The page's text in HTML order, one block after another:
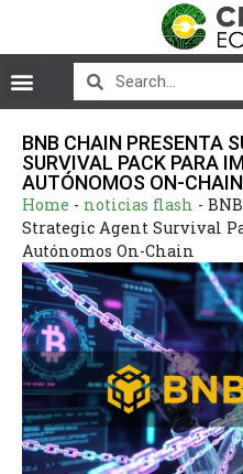
BNB CHAIN PRESENTA
SURVIVAL PACK PARA
AUTÓNOMOS ON-CHAIN
Home - noticias flash -
Strategic Agent Survival
Autónomos On-Chain